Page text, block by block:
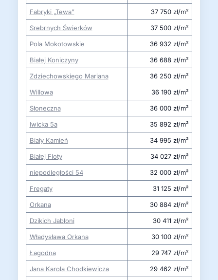
Fabryki „Tewa” 37 750 zł/m²
Srebrnych Świerków 37 500 zł/m²
Pola Mokotowskie 36 932 zł/m²
Białej Koniczyny 36 688 zł/m²
Zdziechowskiego Mariana 36 250 zł/m²
Willowa 36 190 zł/m²
Słoneczna 36 000 zł/m²
Iwicka 5a 35 892 zł/m²
Biały Kamień 34 995 zł/m²
Białej Floty 34 027 zł/m²
niepodległości 54 32 000 zł/m²
Fregaty 31 125 zł/m²
Orkana 30 884 zł/m²
Dzikich Jabłoni 30 411 zł/m²
Władysława Orkana 30 100 zł/m²
Łagodna 29 747 zł/m²
Jana Karola Chodkiewicza 29 462 zł/m²